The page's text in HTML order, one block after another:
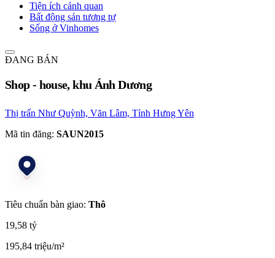
Tiện ích cảnh quan
Bất động sản tương tự
Sống ở Vinhomes
ĐANG BÁN
Shop - house, khu Ánh Dương
Thị trấn Như Quỳnh, Văn Lâm, Tỉnh Hưng Yên
Mã tin đăng: SAUN2015
Tiêu chuẩn bàn giao: Thô
19,58 tỷ
195,84 triệu/m²